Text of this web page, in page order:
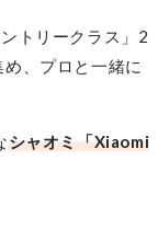
トリークラス」2
、プロと一緒に
シャオミ「Xiaomi